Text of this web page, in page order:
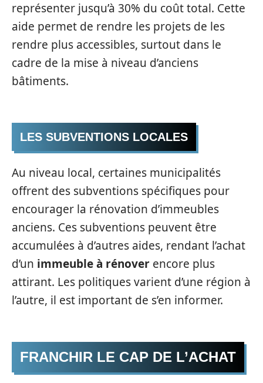
représenter jusqu’à 30% du coût total. Cette
aide permet de rendre les projets de les
rendre plus accessibles, surtout dans le
cadre de la mise à niveau d’anciens
bâtiments.
LES SUBVENTIONS LOCALES
Au niveau local, certaines municipalités
offrent des subventions spécifiques pour
encourager la rénovation d’immeubles
anciens. Ces subventions peuvent être
accumulées à d’autres aides, rendant l’achat
d’un immeuble à rénover encore plus
attirant. Les politiques varient d’une région à
l’autre, il est important de s’en informer.
FRANCHIR LE CAP DE L’ACHAT